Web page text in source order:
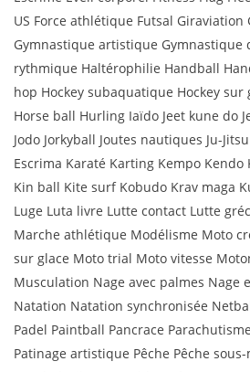
US Force athlétique Futsal
Gymnastique artistique Gymnastique
rythmique Haltérophilie Handball
hop Hockey subaquatique Hockey sur
Horse ball Hurling Iaïdo Jeet kune do
Jodo Jorkyball Joutes nautiques Ju-
Escrima Karaté Karting Kempo
Kin ball Kite surf Kobudo Krav maga
Luge Luta livre Lutte contact Lutte
Marche athlétique Modélisme Moto
sur glace Moto trial Moto vitesse
Musculation Nage avec palmes Nage
Natation Natation synchronisée
Padel Paintball Pancrace
Patinage artistique Pêche Pêche